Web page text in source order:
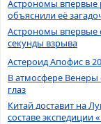
Астрономы впервые
объяснили её
Астрономы впервые
секунды взрыва
Астероид Апофис в
В атмосфере Венеры
глаз
Китай доставит на
составе экспедиции